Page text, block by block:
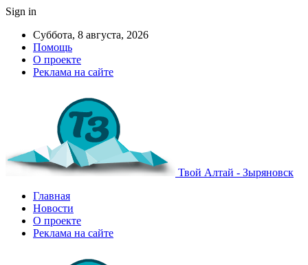
Sign in
Суббота, 8 августа, 2026
Помощь
О проекте
Реклама на сайте
Твой Алтай - Зыряновск
Главная
Новости
О проекте
Реклама на сайте